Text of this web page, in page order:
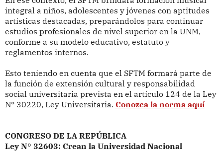
integral a niños, adolescentes y jóvenes con aptitudes
artísticas destacadas, preparándolos para continuar
estudios profesionales de nivel superior en la UNM,
conforme a su modelo educativo, estatuto y
reglamentos internos.
Esto teniendo en cuenta que el SFTM formará parte de
la función de extensión cultural y responsabilidad
social universitaria prevista en el artículo 124 de la Ley
N° 30220, Ley Universitaria. Conozca la norma aquí
CONGRESO DE LA REPÚBLICA
Ley N° 32603: Crean la Universidad Nacional